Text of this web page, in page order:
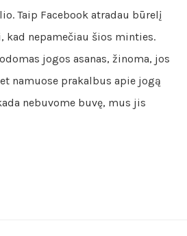
Taip Facebook atradau būrelį
kad nepamečiau šios minties.
jogos asanas, žinoma, jos
namuose prakalbus apie jogą
nebuvome buvę, mus jis